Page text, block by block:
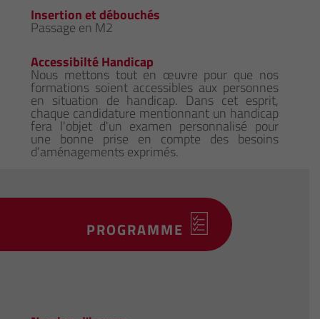
Insertion et débouchés
Passage en M2
Accessibilté Handicap
Nous mettons tout en œuvre pour que nos
formations soient accessibles aux personnes
en situation de handicap. Dans cet esprit,
chaque candidature mentionnant un handicap
fera l'objet d'un examen personnalisé pour
une bonne prise en compte des besoins
d’aménagements exprimés.
PROGRAMME